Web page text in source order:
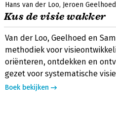
Hans van der Loo Jeroen Geelhoed
Kus de visie wakker
Van der Loo, Geelhoed en
methodiek voor
oriënteren, ontdekken en
gezet voor systematische
Boek bekijken